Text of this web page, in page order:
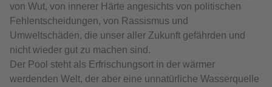
von Wut, von innerer Härte angesichts von politischen
Fehlentscheidungen, von Rassismus und
Umweltschäden, die unser aller Zukunft gefährden und
nicht wieder gut zu machen sind.
Der Pool steht als Erfrischungsort in der wärmer
werdenden Welt, der aber eine unnatürliche Wasserquelle